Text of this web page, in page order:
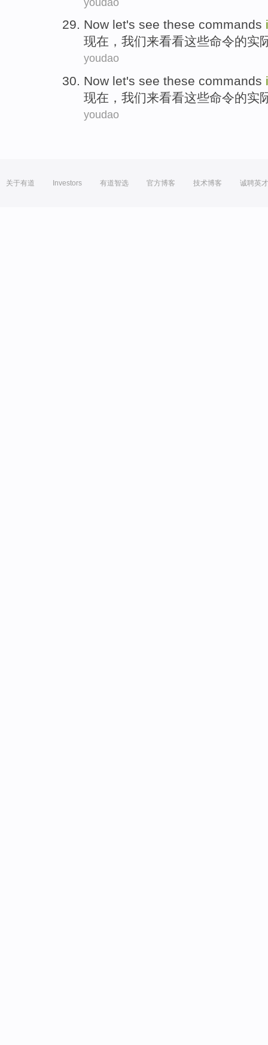
Now let's see these commands
现在 ， 我们来看看这些命令的实
youdao
Now let's see these commands
现在 ， 我们来看看这些命令的实
youdao
关于有道 Investors 有道智选 官方博客 技术博客 诚聘英才